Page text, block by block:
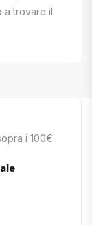
a trovare il
i 100€